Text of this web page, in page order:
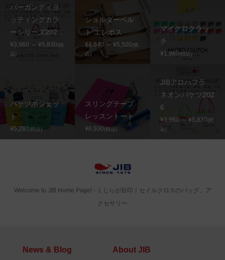
バーガンディヨ
ッティングカラ
ーシリーズ202...
¥3,960 ～ ¥5,830(税
込)
ショルダーベル
ト エンボス
¥4,840 ～ ¥5,500(税
込)
マイクロクラッ
チ
¥1,980(税込)
バケツポシェッ
ト
¥5,280(税込)
スリングテープ
レッスントート
¥6,930(税込)
JIBアロハフラ
ネオンバケツ202
6
¥3,960 ～ ¥5,830(税
込)
Welcome to JIB Home Page! ‐ くじらが目印！セイルクロスのバッグ、ア
クセサリー
News & Blog About JIB